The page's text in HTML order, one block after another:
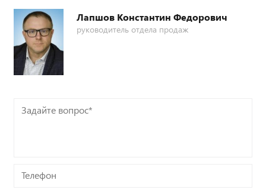
Лапшов Константин Федорович
руководитель отдела продаж
Задайте
вопрос*
Телефон